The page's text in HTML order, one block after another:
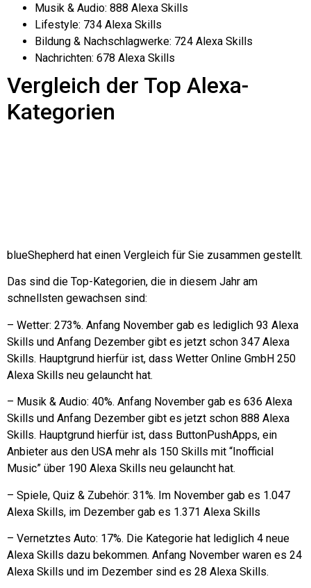
Musik & Audio: 888 Alexa Skills
Lifestyle: 734 Alexa Skills
Bildung & Nachschlagwerke: 724 Alexa Skills
Nachrichten: 678 Alexa Skills
Vergleich der Top Alexa-
Kategorien
blueShepherd hat einen Vergleich für Sie zusammen gestellt.
Das sind die Top-Kategorien, die in diesem Jahr am
schnellsten gewachsen sind:
– Wetter: 273%. Anfang November gab es lediglich 93 Alexa
Skills und Anfang Dezember gibt es jetzt schon 347 Alexa
Skills. Hauptgrund hierfür ist, dass Wetter Online GmbH 250
Alexa Skills neu gelauncht hat.
– Musik & Audio: 40%. Anfang November gab es 636 Alexa
Skills und Anfang Dezember gibt es jetzt schon 888 Alexa
Skills. Hauptgrund hierfür ist, dass ButtonPushApps, ein
Anbieter aus den USA mehr als 150 Skills mit “Inofficial
Music” über 190 Alexa Skills neu gelauncht hat.
– Spiele, Quiz & Zubehör: 31%. Im November gab es 1.047
Alexa Skills, im Dezember gab es 1.371 Alexa Skills
– Vernetztes Auto: 17%. Die Kategorie hat lediglich 4 neue
Alexa Skills dazu bekommen. Anfang November waren es 24
Alexa Skills und im Dezember sind es 28 Alexa Skills.